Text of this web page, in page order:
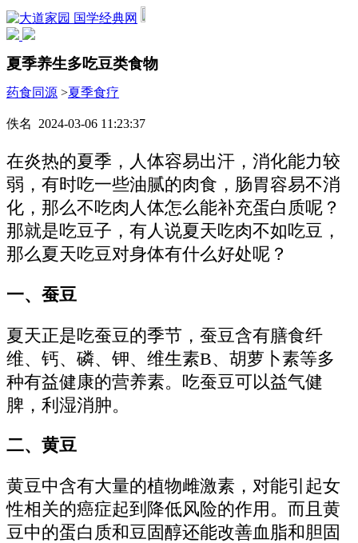
国学经典网
夏季养生多吃豆类食物
药食同源 >夏季食疗
佚名 2024-03-06 11:23:37
在炎热的夏季，人体容易出汗，消化能力较
弱，有时吃一些油腻的肉食，肠胃容易不消
化，那么不吃肉人体怎么能补充蛋白质呢？
那就是吃豆子，有人说夏天吃肉不如吃豆，
那么夏天吃豆对身体有什么好处呢？
一、蚕豆
夏天正是吃蚕豆的季节，蚕豆含有膳食纤
维、钙、磷、钾、维生素B、胡萝卜素等多
种有益健康的营养素。吃蚕豆可以益气健
脾，利湿消肿。
二、黄豆
黄豆中含有大量的植物雌激素，对能引起女
性相关的癌症起到降低风险的作用。而且黄
豆中的蛋白质和豆固醇还能改善血脂和胆固